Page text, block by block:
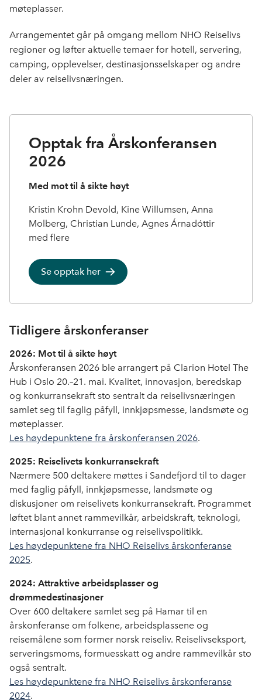
møteplasser.
Arrangementet går på omgang mellom NHO Reiselivs
regioner og løfter aktuelle temaer for hotell, servering,
camping, opplevelser, destinasjonsselskaper og andre
deler av reiselivsnæringen.
Opptak fra Årskonferansen
2026
Med mot til å sikte høyt
Kristin Krohn Devold, Kine Willumsen, Anna
Molberg, Christian Lunde, Agnes Árnadóttir
med flere
Se opptak her
Tidligere årskonferanser
2026: Mot til å sikte høyt
Årskonferansen 2026 ble arrangert på Clarion Hotel The
Hub i Oslo 20.–21. mai. Kvalitet, innovasjon, beredskap
og konkurransekraft sto sentralt da reiselivsnæringen
samlet seg til faglig påfyll, innkjøpsmesse, landsmøte og
møteplasser.
Les høydepunktene fra årskonferansen 2026.
2025: Reiselivets konkurransekraft
Nærmere 500 deltakere møttes i Sandefjord til to dager
med faglig påfyll, innkjøpsmesse, landsmøte og
diskusjoner om reiselivets konkurransekraft. Programmet
løftet blant annet rammevilkår, arbeidskraft, teknologi,
internasjonal konkurranse og reiselivspolitikk.
Les høydepunktene fra NHO Reiselivs årskonferanse
2025.
2024: Attraktive arbeidsplasser og
drømmedestinasjoner
Over 600 deltakere samlet seg på Hamar til en
årskonferanse om folkene, arbeidsplassene og
reisemålene som former norsk reiseliv. Reiselivseksport,
serveringsmoms, formuesskatt og andre rammevilkår sto
også sentralt.
Les høydepunktene fra NHO Reiselivs årskonferanse
2024.